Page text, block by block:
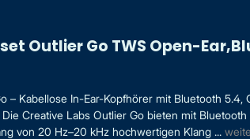
Outlier Go TWS Open-
– Kabellose In-Ear-Kopfhörer mit Bluetooth 5.4,
Creative Labs Outlier Go bieten mit
von 20 Hz–20 kHz hochwertigen Klang ...